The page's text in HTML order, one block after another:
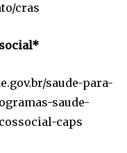
cras
saude-para-
saude-
caps